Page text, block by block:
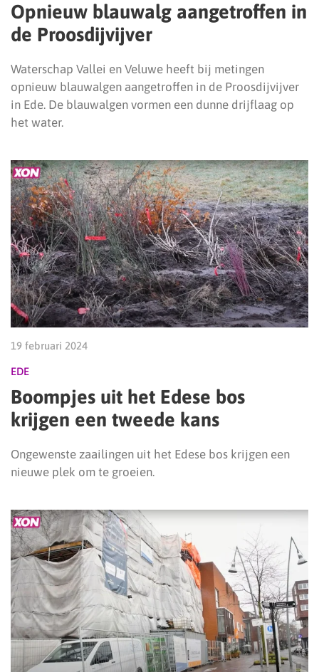
Opnieuw blauwalg aangetroffen in
de Proosdijvijver
Waterschap Vallei en Veluwe heeft bij metingen
opnieuw blauwalgen aangetroffen in de Proosdijvijver
in Ede. De blauwalgen vormen een dunne drijflaag op
het water.
19 februari 2024
EDE
Boompjes uit het Edese bos
krijgen een tweede kans
Ongewenste zaailingen uit het Edese bos krijgen een
nieuwe plek om te groeien.